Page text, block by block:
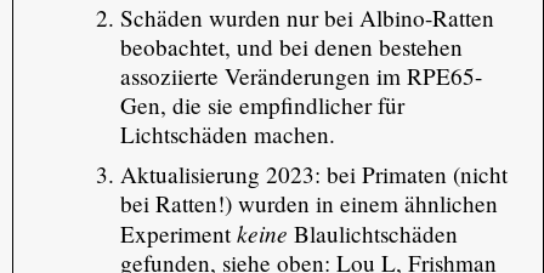
Schäden wurden nur bei Albino-Ratten
beobachtet, und bei denen bestehen
assoziierte Veränderungen im RPE65-
Gen, die sie empfindlicher für
Lichtschäden machen.
Aktualisierung 2023: bei Primaten (nicht
bei Ratten!) wurden in einem ähnlichen
Experimentkeine Blaulichtschäden
gefunden, siehe oben:Lou L, Frishman